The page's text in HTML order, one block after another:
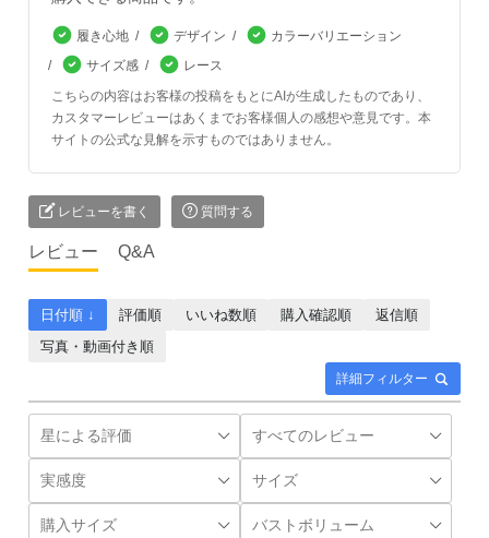
履き心地 デザイン
カラーバリエーション
サイズ感
レース
こちらの内容はお客様の投稿をもとにAIが生成したものであり、
カスタマーレビューはあくまでお客様個人の感想や意見です。本
サイトの公式な見解を示すものではありません。
レビューを書く 質問する
レビュー Q&A
詳細フィルター
日付順 ↓ 評価順 いいね数順 購入確認順
返信順
写真・動画付き順